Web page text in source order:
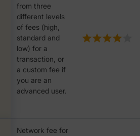
from three
different levels
of fees (high,
standard and
low) for a
transaction, or
a custom fee if
you are an
advanced user.
Network fee for